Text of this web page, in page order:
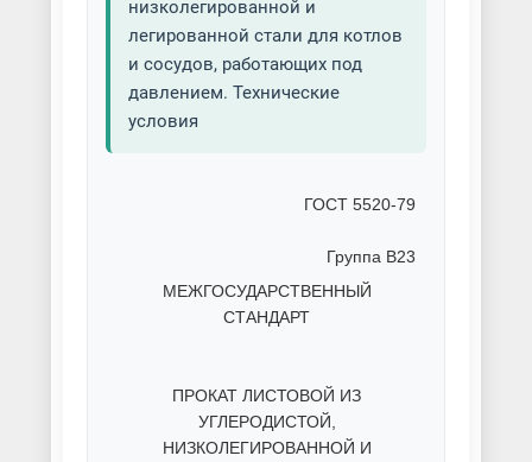
низколегированной и
легированной стали для котлов
и сосудов, работающих под
давлением. Технические
условия